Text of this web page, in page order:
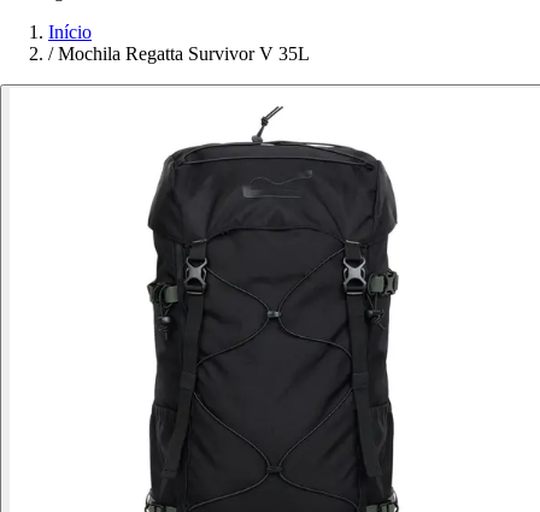
Início
/ Mochila Regatta Survivor V 35L